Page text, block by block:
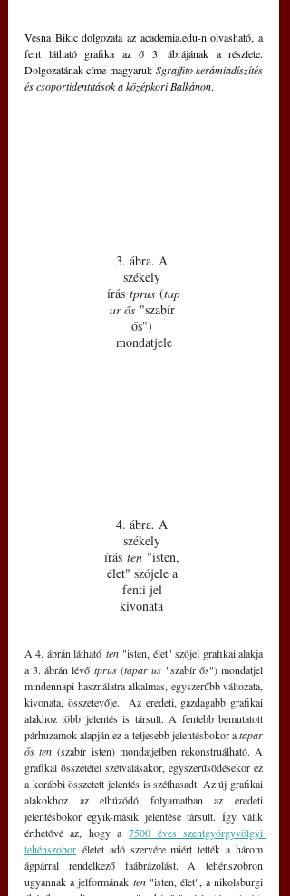
Vesna Bikic dolgozata az academia.edu-n olvasható, a
fent látható grafika az ő 3. ábrájának a részlete.
Dolgozatának címe magyarul: Sgraffito kerámiadíszítés
és csoportidentitások a középkori Balkánon.
3. ábra. A
székely
írás tprus (tap
ar ős "szabír
ős")
mondatjele
4. ábra. A
székely
írás ten "isten,
élet" szójele a
fenti jel
kivonata
A 4. ábrán látható ten "isten, élet" szójel grafikai alakja
a 3. ábrán lévő tprus (tapar us "szabír ős") mondatjel
mindennapi használatra alkalmas, egyszerűbb változata,
kivonata, összetevője.  Az eredeti, gazdagabb grafikai
alakhoz több jelentés is társult. A fentebb bemutatott
párhuzamok alapján ez a teljesebb jelentésbokor a tapar
ős ten (szabír isten) mondatjelben rekonstruálható. A
grafikai összetétel szétválásakor, egyszerűsödésekor ez
a korábbi összetett jelentés is széthasadt. Az új grafikai
alakokhoz az elhúzódó folyamatban az eredeti
jelentésbokor egyik-másik jelentése társult. Így válik
érthetővé az, hogy a 7500 éves szentgyörgyvölgyi
tehénszobor életet adó szervére miért tették a három
ágpárral rendelkező faábrázolást. A tehénszobron
ugyannak a jelformának ten "isten, élet", a nikolsburgi